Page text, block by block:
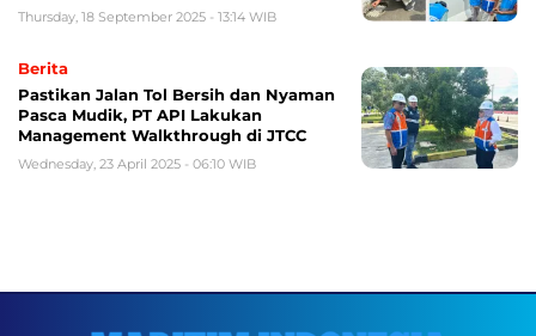
Thursday, 18 September 2025 - 13:14 WIB
Berita
Pastikan Jalan Tol Bersih dan Nyaman
Pasca Mudik, PT API Lakukan
Management Walkthrough di JTCC
Wednesday, 23 April 2025 - 06:10 WIB